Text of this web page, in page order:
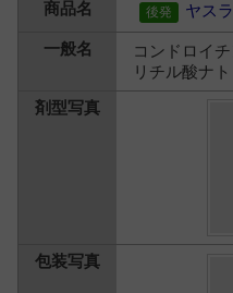
ヤス
コンドロイ
リチル酸ナ